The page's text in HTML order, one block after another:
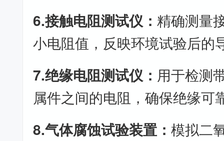
6.接触电阻测试仪：精确测量
小电阻值，反映环境试验后的
7.绝缘电阻测试仪： 用于检测
属件之间的电阻，确保绝缘可
8.气体腐蚀试验装置：模拟二